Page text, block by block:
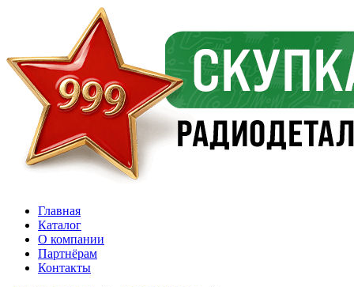
Главная
Каталог
О компании
Партнёрам
Контакты